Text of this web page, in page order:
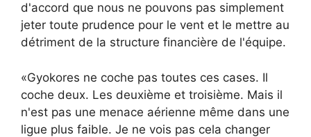
d'accord que nous ne pouvons pas simplement
jeter toute prudence pour le vent et le mettre au
détriment de la structure financière de l'équipe.
«Gyokores ne coche pas toutes ces cases. Il
coche deux. Les deuxième et troisième. Mais il
n'est pas une menace aérienne même dans une
ligue plus faible. Je ne vois pas cela changer